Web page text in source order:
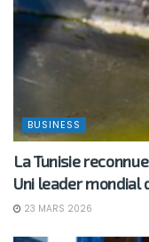
BUSINESS
La Tunisie
Uni leader mondial
23 MARS 2026